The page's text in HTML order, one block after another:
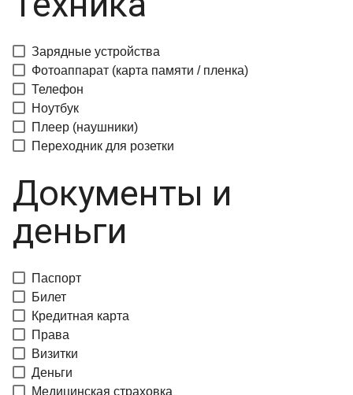
Зарядные устройства
Фотоаппарат (карта памяти / пленка)
Телефон
Ноутбук
Плеер (наушники)
Переходник для розетки
Документы и
деньги
Паспорт
Билет
Кредитная карта
Права
Визитки
Деньги
Медицинская страховка